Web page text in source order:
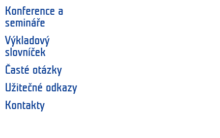
Konference a
semináře
Výkladový
slovníček
Časté otázky
Užitečné odkazy
Kontakty